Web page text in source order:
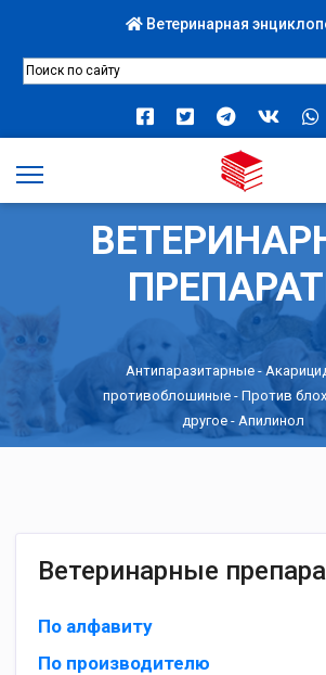
Ветеринарная
Антипаразитарные -
противоблошиные- Против
другое- Апилинол
Ветеринарные
По алфавиту
По производителю